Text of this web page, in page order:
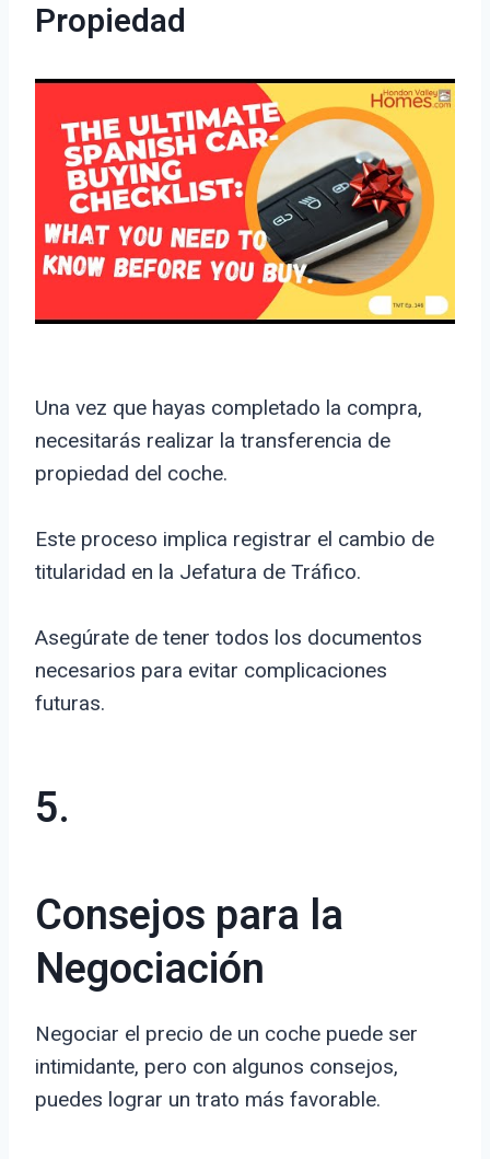
Propiedad
Una vez que hayas completado la compra,
necesitarás realizar la transferencia de
propiedad del coche.
Este proceso implica registrar el cambio de
titularidad en la Jefatura de Tráfico.
Asegúrate de tener todos los documentos
necesarios para evitar complicaciones
futuras.
5.
Consejos para la
Negociación
Negociar el precio de un coche puede ser
intimidante, pero con algunos consejos,
puedes lograr un trato más favorable.